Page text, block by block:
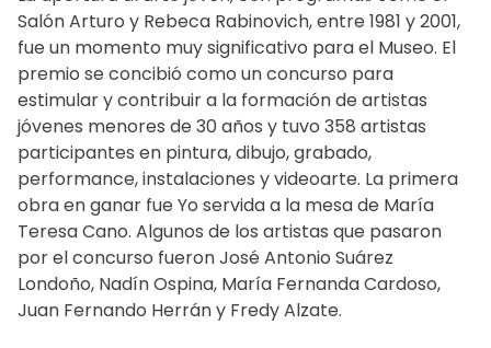
Salón Arturo y Rebeca Rabinovich, entre 1981 y 2001,
fue un momento muy significativo para el Museo. El
premio se concibió como un concurso para
estimular y contribuir a la formación de artistas
jóvenes menores de 30 años y tuvo 358 artistas
participantes en pintura, dibujo, grabado,
performance, instalaciones y videoarte. La primera
obra en ganar fue Yo servida a la mesa de María
Teresa Cano. Algunos de los artistas que pasaron
por el concurso fueron José Antonio Suárez
Londoño, Nadín Ospina, María Fernanda Cardoso,
Juan Fernando Herrán y Fredy Alzate.